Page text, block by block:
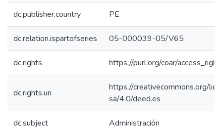
dc.publisher.country PE
dc.relation.ispartofseries 05-000039-05/V65
dc.rights https://purl.org/coar/
dc.rights.uri
https://creativecommons.org/
sa/4.0/deed.es
dc.subject Administración